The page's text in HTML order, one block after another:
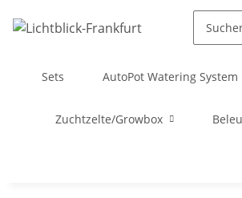
Sets AutoPot Watering System
Zuchtzelte/Growbox